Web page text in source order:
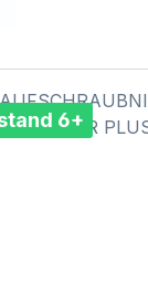
6+